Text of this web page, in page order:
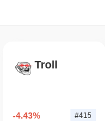
Troll
-4.43% #415